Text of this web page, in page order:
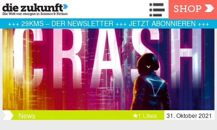
Navigation
SHOP
+++ 29KMS – DER NEWSLETTER +++ JETZT ABONNIEREN +++
News 31. Oktober 2021
1 Likes